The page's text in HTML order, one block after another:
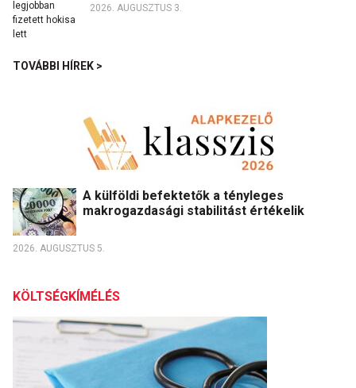
2026. AUGUSZTUS 3.
TOVÁBBI HÍREK >
A külföldi befektetők a tényleges
makrogazdasági stabilitást értékelik
2026. AUGUSZTUS 5.
KÖLTSÉGKÍMÉLÉS